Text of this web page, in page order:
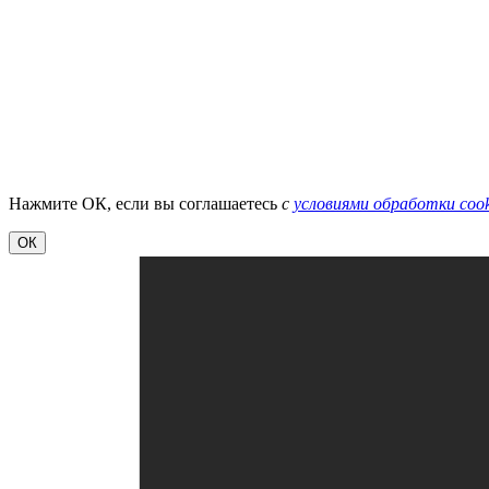
Нажмите ОК, если вы соглашаетесь с условиями обработки
ОК